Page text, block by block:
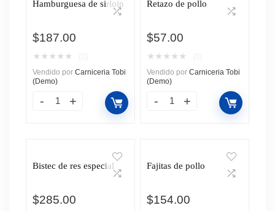
Hamburguesa de sirloin
$187.00
★ ★ ★ ★ ★
Vendido por Carniceria Tobi
(Demo)
Retazo de pollo
$57.00
★ ★ ★ ★ ★
Vendido por Carniceria Tobi
(Demo)
Bistec de res especial
$285.00
Fajitas de pollo
$154.00